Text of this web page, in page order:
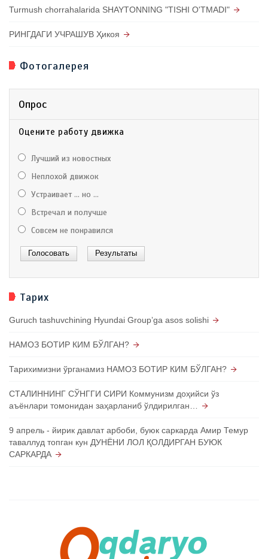
Turmush chorrahalarida SHAYTONNING "TISHI O'TMADI"
РИНГДАГИ УЧРАШУВ Ҳикоя
Фотогалерея
Опрос
Оцените работу движка
Лучший из новостных
Неплохой движок
Устраивает ... но ...
Встречал и получше
Совсем не понравился
Тарих
Guruch tashuvchining Hyundai Groupʼga asos solishi
НАМОЗ БОТИР КИМ БЎЛГАН?
Тарихимизни ўрганамиз НАМОЗ БОТИР КИМ БЎЛГАН?
СТАЛИННИНГ СЎНГГИ СИРИ Коммунизм доҳийси ўз
аъёнлари томонидан заҳарланиб ўлдирилган…
9 апрель - йирик давлат арбоби, буюк саркарда Амир Темур
таваллуд топган кун ДУНЁНИ ЛОЛ ҚОЛДИРГАН БУЮК
САРКАРДА